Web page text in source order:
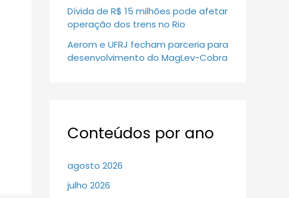
Dívida de R$ 15 milhões pode afetar
operação dos trens no Rio
Aerom e UFRJ fecham parceria para
desenvolvimento do MagLev-Cobra
Conteúdos por ano
agosto 2026
julho 2026